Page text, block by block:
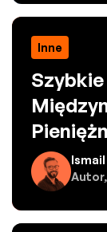
Inne
Ismail